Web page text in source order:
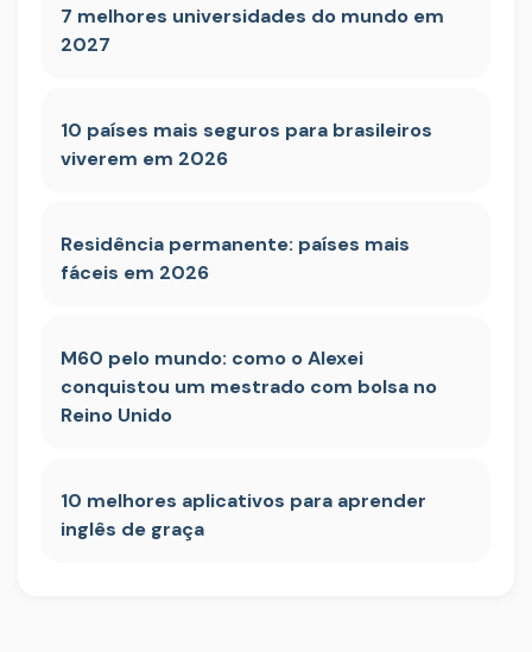
7 melhores universidades do mundo em
2027
10 países mais seguros para brasileiros
viverem em 2026
Residência permanente: países mais
fáceis em 2026
M60 pelo mundo: como o Alexei
conquistou um mestrado com bolsa no
Reino Unido
10 melhores aplicativos para aprender
inglês de graça